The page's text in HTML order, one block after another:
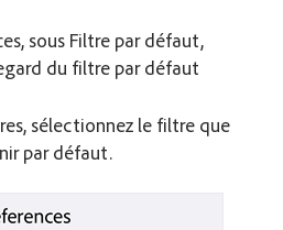
sous Filtre par défaut,
du filtre par défaut
sélectionnez le filtre que
par défaut.